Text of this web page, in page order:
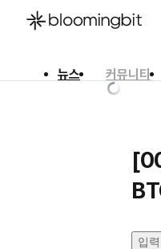
뉴스 커뮤니티
입력